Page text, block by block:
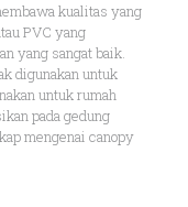
kualitas yang
PVC yang
yang sangat baik.
digunakan untuk
untuk rumah
pada gedung
mengenai canopy